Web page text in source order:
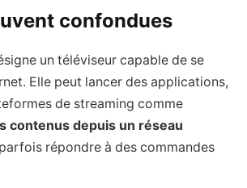
confondues
un téléviseur capable de se
Elle peut lancer des applications,
de streaming comme
contenus depuis un réseau
répondre à des commandes